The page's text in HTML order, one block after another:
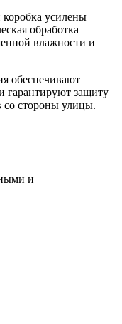
усилены
обработка
влажности и
обеспечивают
гарантируют защиту
со стороны улицы.
и